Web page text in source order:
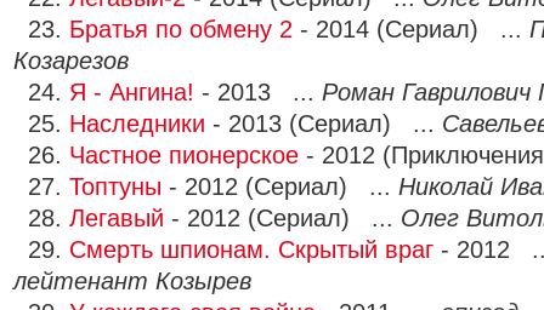
23. Братья по обмену 2 - 2014 (Сериал) ...
Козарезов
24. Я - Ангина! - 2013 ... Роман Гаврилович
25. Наследники - 2013 (Сериал) ...
26. Частное пионерское - 2012
27. Топтуны - 2012 (Сериал) ... Николай
28. Легавый - 2012 (Сериал) ... Олег
29. Смерть шпионам. Скрытый враг - 2012
лейтенант Козырев